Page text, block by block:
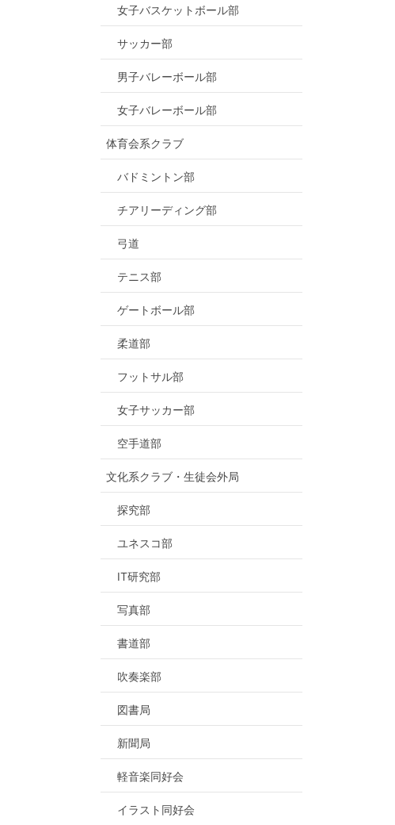
女子バスケットボール部
サッカー部
男子バレーボール部
女子バレーボール部
体育会系クラブ
バドミントン部
チアリーディング部
弓道
テニス部
ゲートボール部
柔道部
フットサル部
女子サッカー部
空手道部
文化系クラブ・生徒会外局
探究部
ユネスコ部
IT研究部
写真部
書道部
吹奏楽部
図書局
新聞局
軽音楽同好会
イラスト同好会